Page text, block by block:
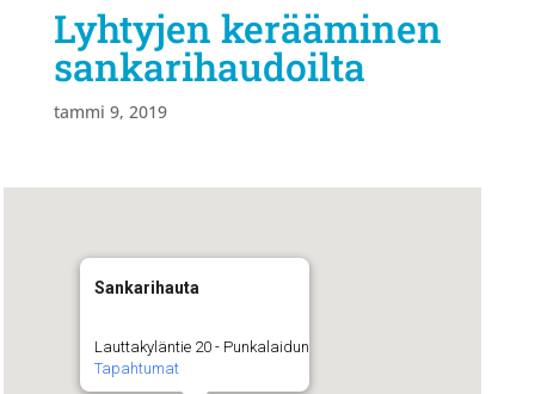
Lyhtyjen kerääminen
sankarihaudoilta
tammi 9, 2019
Sankarihauta
Lauttakyläntie 20 - Punkalaidun
Tapahtumat